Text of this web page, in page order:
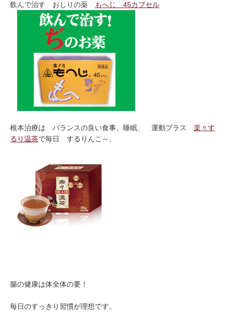
飲んで治す おしりの薬 もへじ 45カプセル
根本治療は バランスの良い食事、睡眠、 運動プラス 楽々す
るり温茶で毎日 するりんこ～。
腸の健康は体全体の要！
毎日のすっきり習慣が理想です。